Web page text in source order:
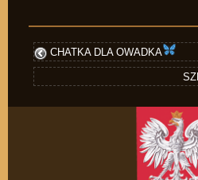
CHATKA DLA OWADKA